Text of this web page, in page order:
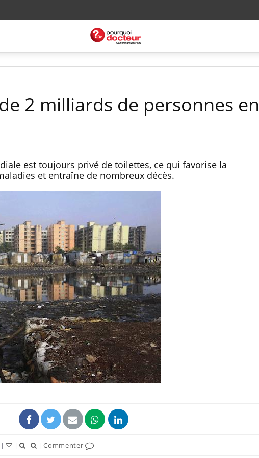
2 milliards de personnes en
est toujours privé de toilettes, ce qui favorise la
et entraîne de nombreux décès.
| | |Commenter
Cytomégalovirus : ce qui
change dans la prise en
charge des femmes
enceintes
La sieste empêche-t-elle
de dormir la nuit ?
VIH : la fin du comprimé
tous les jours se profile-t-